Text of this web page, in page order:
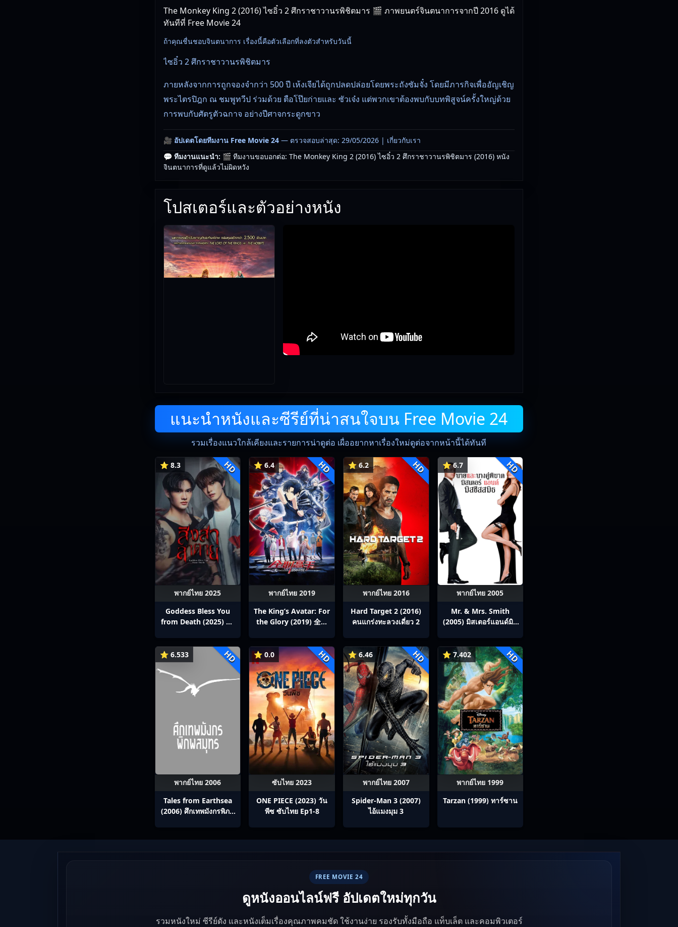
The Monkey King 2 (2016) ไซอิ๋ว 2 ศึกราชาวานรพิชิตมาร 🎬 ภาพยนตร์จินตนาการจากปี 2016 ดูได้
ทันทีที่ Free Movie 24
ถ้าคุณชื่นชอบจินตนาการ เรื่องนี้คือตัวเลือกที่ลงตัวสำหรับวันนี้
ไซอิ๋ว 2 ศึกราชาวานรพิชิตมาร
ภายหลังจากการถูกจองจำกว่า 500 ปี เห้งเจียได้ถูกปลดปล่อยโดยพระถังซัมจั๋ง โดยมีภารกิจเพื่ออัญเชิญ
พระไตรปิฎก ณ ชมพูทวีป ร่วมด้วย ตือโป๊ยก่ายและ ซัวเจ๋ง แต่พวกเขาต้องพบกับบทพิสูจน์ครั้งใหญ่ด้วย
การพบกับศัตรูตัวฉกาจ อย่างปีศาจกระดูกขาว
🎥 อัปเดตโดยทีมงาน Free Movie 24— ตรวจสอบล่าสุด: 29/05/2026 | เกี่ยวกับเรา
💬 ทีมงานแนะนำ: 🎬 ทีมงานขอบอกต่อ: The Monkey King 2 (2016) ไซอิ๋ว 2 ศึกราชาวานรพิชิตมาร (2016) หนัง
จินตนาการที่ดูแล้วไม่ผิดหวัง
โปสเตอร์และตัวอย่างหนัง
แนะนำหนังและซีรีย์ที่น่าสนใจบน Free Movie 24
รวมเรื่องแนวใกล้เคียงและรายการน่าดูต่อ เผื่ออยากหาเรื่องใหม่ดูต่อจากหน้านี้ได้ทันที
⭐ 8.3 HD
พากย์ไทย 2025
Goddess Bless You
from Death (2025) สิง
⭐ 6.4 HD
พากย์ไทย 2019
The King’s Avatar: For
the Glory (2019) 全职
⭐ 6.2 HD
พากย์ไทย 2016
Hard Target 2 (2016)
คนแกร่งทะลวงเดี่ยว 2
⭐ 6.7 HD
พากย์ไทย 2005
Mr. & Mrs. Smith
(2005) มิสเตอร์แอนด์มิส
⭐ 6.533
HD
พากย์ไทย 2006
Tales from Earthsea
(2006) ศึกเทพมังกรพิภพ
⭐ 0.0 HD
ซับไทย 2023
ONE PIECE (2023) วัน
พีซ ซับไทย Ep1-8
⭐ 6.46 HD
พากย์ไทย 2007
Spider-Man 3 (2007)
ไอ้แมงมุม 3
⭐ 7.402 HD
พากย์ไทย 1999
Tarzan (1999) ทาร์ซาน
FREE MOVIE 24
ดูหนังออนไลน์ฟรี อัปเดตใหม่ทุกวัน
รวมหนังใหม่ ซีรีย์ดัง และหนังเต็มเรื่องคุณภาพคมชัด ใช้งานง่าย รองรับทั้งมือถือ แท็บเล็ต และคอมพิวเตอร์